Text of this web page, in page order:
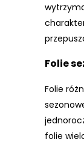
Folie
Folie
folie